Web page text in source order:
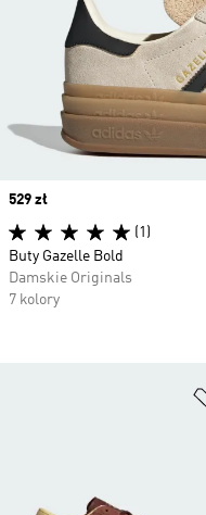
Price
529 zł
(1)
Buty Gazelle Bold
Damskie Originals
7 kolory